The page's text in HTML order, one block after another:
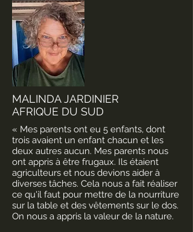
MALINDA JARDINIER
AFRIQUE DU SUD
« Mes parents ont eu 5 enfants, dont
trois avaient un enfant chacun et les
deux autres aucun. Mes parents nous
ont appris à être frugaux. Ils étaient
agriculteurs et nous devions aider à
diverses tâches. Cela nous a fait réaliser
ce qu'il faut pour mettre de la nourriture
sur la table et des vêtements sur le dos.
On nous a appris la valeur de la nature.